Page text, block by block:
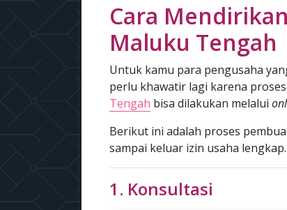
Cara
Maluku Tengah
Untuk kamu para pengusaha
perlu khawatir lagi karena proses
Tengah bisa dilakukan melalui
Berikut ini adalah proses
sampai keluar izin usaha
1. Konsultasi